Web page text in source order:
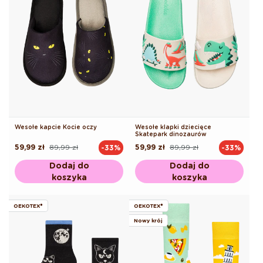
Wesołe kapcie Kocie oczy
Cena
89,99 zł
Cena
59,99 zł -33%
Dodaj do
koszyka
Wesołe klapki dziecięce
Skatepark dinozaurów
Cena
89,99 zł
Cena
59,99 zł -33%
Dodaj do
koszyka
OEKOTEX® OEKOTEX®
Nowy krój